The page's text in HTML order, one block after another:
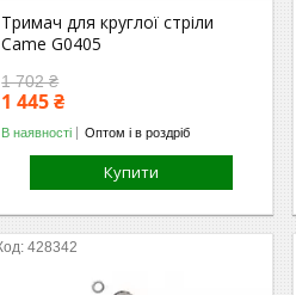
Тримач для круглої стріли
Came G0405
1 702 ₴
1 445 ₴
В наявності Оптом і в роздріб
Купити
428342